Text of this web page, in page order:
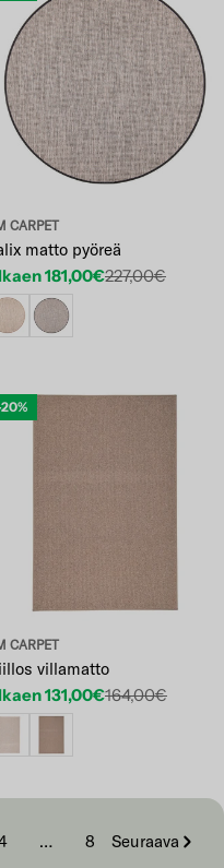
CARPET
matto pyöreä
181,00€227,00€
CARPET
villamatto
131,00€164,00€
… 8 Seuraava